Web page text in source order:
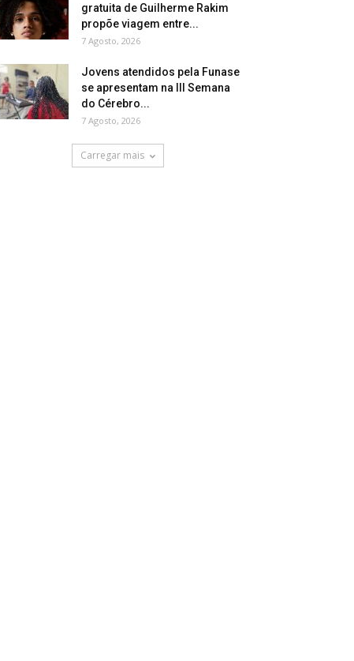
gratuita de Guilherme Rakim
propõe viagem entre...
7 Agosto, 2026
Jovens atendidos pela Funase
se apresentam na III Semana
do Cérebro...
7 Agosto, 2026
Carregar mais